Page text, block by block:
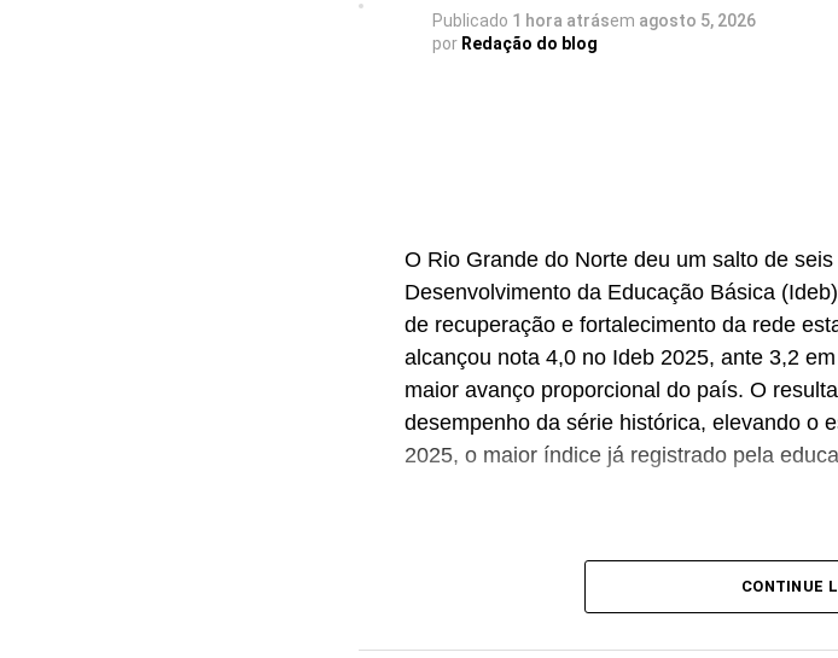
Publicado 1 hora atrásem agosto 5, 2026
por Redação do blog
O Rio Grande do Norte deu um salto de
Desenvolvimento da Educação Básica
de recuperação e fortalecimento da rede
alcançou nota 4,0 no Ideb 2025, ante 3,2
maior avanço proporcional do país. O
desempenho da série histórica, elevando o
2025, o maior índice já registrado pela
Desde 2019, o Governo Fátima Bezerra
CONTINUE